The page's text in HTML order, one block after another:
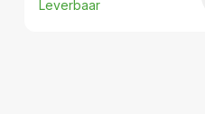
Leverbaar